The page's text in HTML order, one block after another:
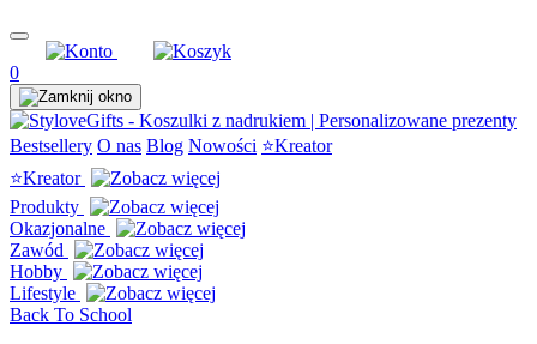
0
Bestsellery O nas Blog Nowości ⭐Kreator
⭐Kreator
Produkty
Okazjonalne
Zawód
Hobby
Lifestyle
Back To School